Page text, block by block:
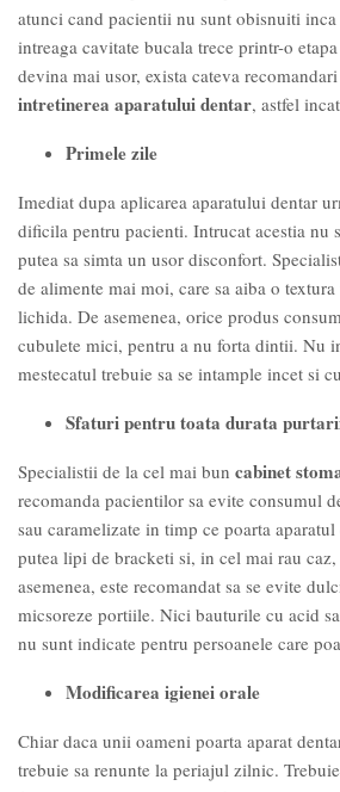
atunci cand pacientii nu sunt obisnuiti
intreaga cavitate bucala trece printr-o
devina mai usor, exista cateva
intretinerea aparatului dentar, astfel
Primele zile
Imediat dupa aplicarea aparatului dentar
dificila pentru pacienti. Intrucat acestia nu
putea sa simta un usor disconfort.
de alimente mai moi, care sa aiba o
lichida. De asemenea, orice produs
cubulete mici, pentru a nu forta dintii. Nu
mestecatul trebuie sa se intample incet si
Sfaturi pentru toata durata
Specialistii de la cel mai bun cabinet
recomanda pacientilor sa evite consumul
sau caramelizate in timp ce poarta
putea lipi de bracketi si, in cel mai rau
asemenea, este recomandat sa se evite
micsoreze portiile. Nici bauturile cu acid
nu sunt indicate pentru persoanele care
Modificarea igienei orale
Chiar daca unii oameni poarta aparat
trebuie sa renunte la periajul zilnic.